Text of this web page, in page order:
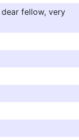
fellow, very